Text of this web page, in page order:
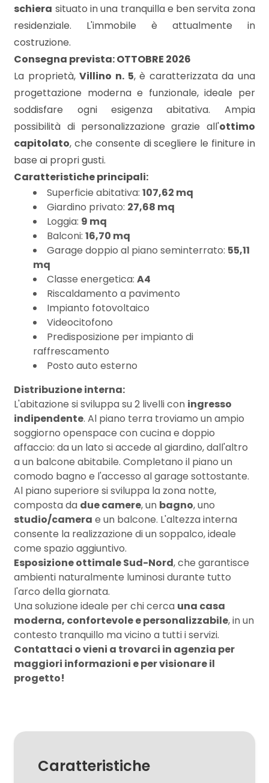
schiera situato in una tranquilla e ben servita zona
residenziale. L'immobile è attualmente in
costruzione.
Consegna prevista: OTTOBRE 2026
La proprietà,Villino n. 5, è caratterizzata da una
progettazione moderna e funzionale, ideale per
soddisfare ogni esigenza abitativa. Ampia
possibilità di personalizzazione grazie all'ottimo
capitolato, che consente di scegliere le finiture in
base ai propri gusti.
Caratteristiche principali:
Superficie abitativa:107,62 mq
Giardino privato: 27,68 mq
Loggia: 9 mq
Balconi:16,70 mq
Garage doppio al piano seminterrato: 55,11
mq
Classe energetica:A4
Riscaldamento a pavimento
Impianto fotovoltaico
Videocitofono
Predisposizione per impianto di
raffrescamento
Posto auto esterno
Distribuzione interna:
L'abitazione si sviluppa su 2 livelli con ingresso
indipendente. Al piano terra troviamo un ampio
soggiorno openspace con cucina e doppio
affaccio: da un lato si accede al giardino, dall'altro
a un balcone abitabile. Completano il piano un
comodo bagno e l'accesso al garage sottostante.
Al piano superiore si sviluppa la zona notte,
composta da due camere, un bagno, uno
studio/camera e un balcone. L'altezza interna
consente la realizzazione di un soppalco, ideale
come spazio aggiuntivo.
Esposizione ottimale Sud-Nord, che garantisce
ambienti naturalmente luminosi durante tutto
l'arco della giornata.
Una soluzione ideale per chi cerca una casa
moderna, confortevole e personalizzabile, in un
contesto tranquillo ma vicino a tutti i servizi.
Contattaci o vieni a trovarci in agenzia per
maggiori informazioni e per visionare il
progetto!
Caratteristiche
Locali
minimi
Qualsiasi
1
5+
Bagni
minimi
Qualsiasi
1
3
4
5
5+